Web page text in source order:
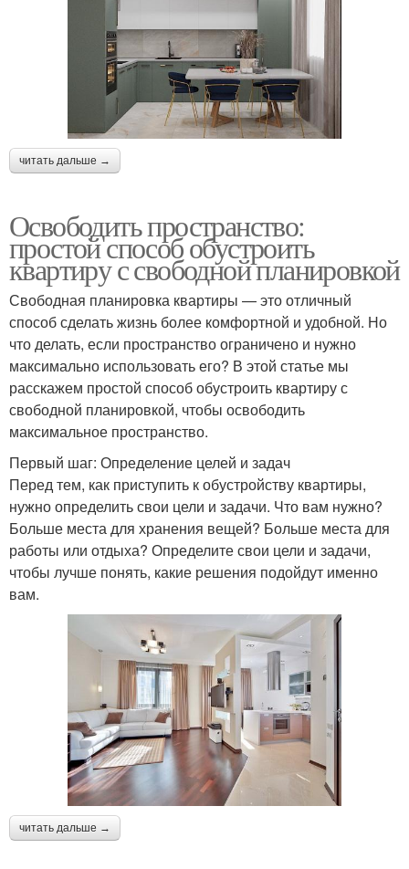
читать дальше →
Освободить пространство:
простой способ обустроить
квартиру с свободной планировкой
Свободная планировка квартиры — это отличный
способ сделать жизнь более комфортной и удобной. Но
что делать, если пространство ограничено и нужно
максимально использовать его? В этой статье мы
расскажем простой способ обустроить квартиру с
свободной планировкой, чтобы освободить
максимальное пространство.
Первый шаг: Определение целей и задач
Перед тем, как приступить к обустройству квартиры,
нужно определить свои цели и задачи. Что вам нужно?
Больше места для хранения вещей? Больше места для
работы или отдыха? Определите свои цели и задачи,
чтобы лучше понять, какие решения подойдут именно
вам.
читать дальше →